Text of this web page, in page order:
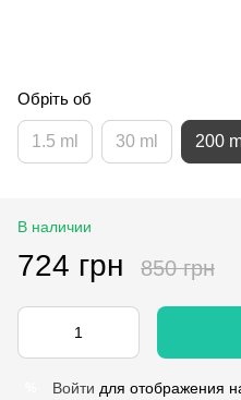
Обріть об
1.5 ml 30 ml 200
В наличии
724 грн 850 грн
Войти для отображения